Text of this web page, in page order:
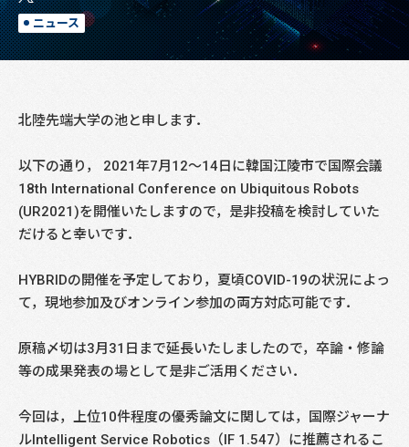
ニュース
北陸先端大学の池と申します．
以下の通り， 2021年7月12～14日に韓国江陵市で国際会議
18th International Conference on Ubiquitous Robots
(UR2021)を開催いたしますので，是非投稿を検討していた
だけると幸いです．
HYBRIDの開催を予定しており，夏頃COVID-19の状況によっ
て，現地参加及びオンライン参加の両方対応可能です．
原稿〆切は3月31日まで延長いたしましたので，卒論・修論
等の成果発表の場として是非ご活用ください．
今回は，上位10件程度の優秀論文に関しては，国際ジャーナ
ルIntelligent Service Robotics（IF 1.547）に推薦されるこ